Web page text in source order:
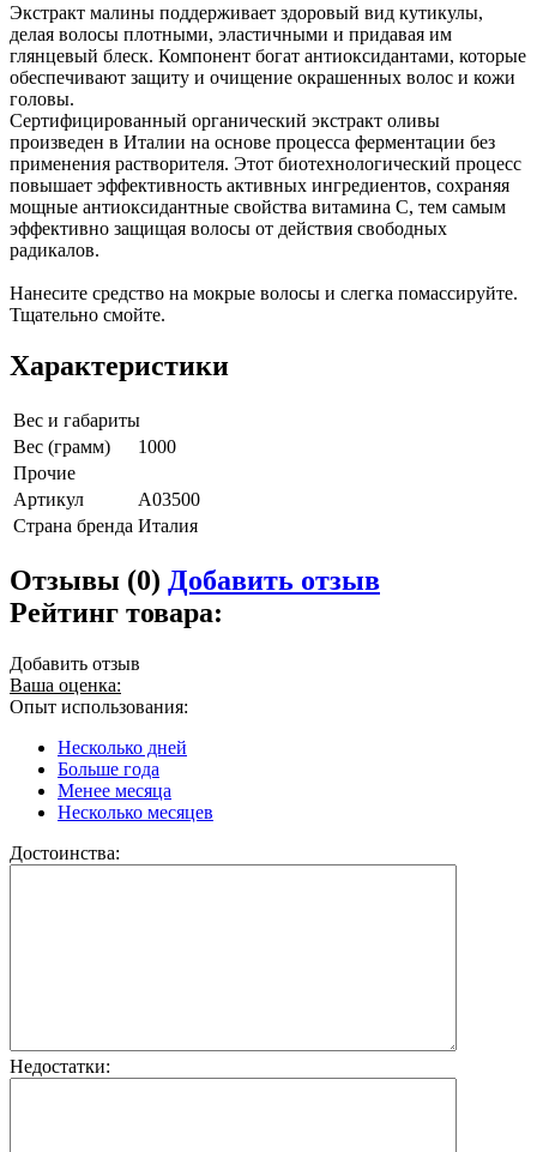
Экстракт малины поддерживает здоровый вид кутикулы,
делая волосы плотными, эластичными и придавая им
глянцевый блеск. Компонент богат антиоксидантами, которые
обеспечивают защиту и очищение окрашенных волос и кожи
головы.
Сертифицированный органический экстракт оливы
произведен в Италии на основе процесса ферментации без
применения растворителя. Этот биотехнологический процесс
повышает эффективность активных ингредиентов, сохраняя
мощные антиоксидантные свойства витамина С, тем самым
эффективно защищая волосы от действия свободных
радикалов.
Нанесите средство на мокрые волосы и слегка помассируйте.
Тщательно смойте.
Характеристики
Вес и габариты
Вес (грамм)
1000
Прочие
Артикул
A03500
Страна бренда Италия
Отзывы (0) Добавить отзыв
Рейтинг товара:
Добавить отзыв
Ваша оценка:
Опыт использования:
Несколько дней
Больше года
Менее месяца
Несколько месяцев
Достоинства:
Недостатки: